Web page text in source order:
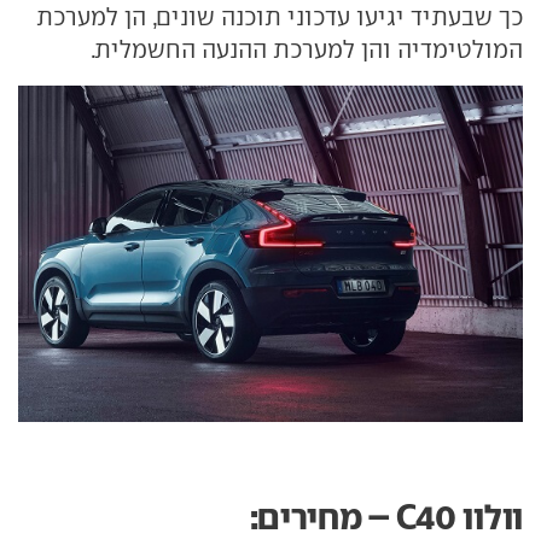
כך שבעתיד יגיעו עדכוני תוכנה שונים, הן למערכת
המולטימדיה והן למערכת ההנעה החשמלית.
וולוו C40 – מחירים: